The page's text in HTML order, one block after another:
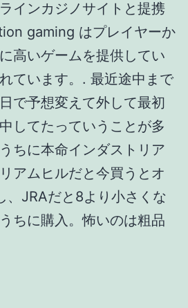
、JRAだと8より小さくな
ちに購入。怖いのは粗品
ゲームの還元率は以下の
、還元率を知りプレイす
にしてください！. 詳しく
違法ページで解説してい
勝利とは： • 同一のゲーム
の。 • 1ラウンドで勝利
スキップしたが、同じゲ
ル）の次ラウンドで賭け